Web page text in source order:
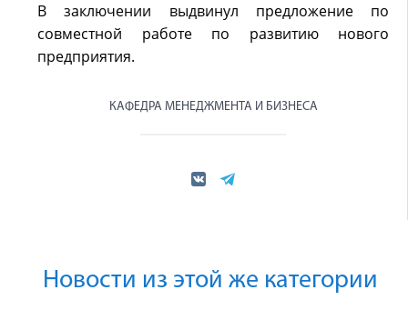
В заключении выдвинул предложение по
совместной работе по развитию нового
предприятия.
КАФЕДРА МЕНЕДЖМЕНТА И БИЗНЕСА
Новости из этой же категории